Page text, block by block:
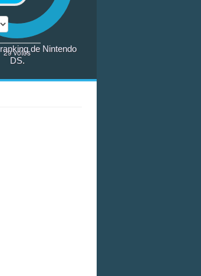
29votos
ranking de Nintendo
DS.